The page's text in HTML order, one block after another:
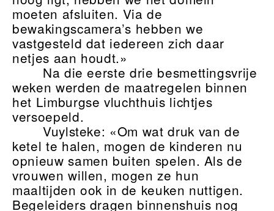
moeten afsluiten. Via de
bewakingscamera’s hebben we
vastgesteld dat iedereen zich daar
netjes aan houdt.»
Na die eerste drie besmettingsvrije
weken werden de maatregelen binnen
het Limburgse vluchthuis lichtjes
versoepeld.
Vuylsteke: «Om wat druk van de
ketel te halen, mogen de kinderen nu
opnieuw samen buiten spelen. Als de
vrouwen willen, mogen ze hun
maaltijden ook in de keuken nuttigen.
Begeleiders dragen binnenshuis nog